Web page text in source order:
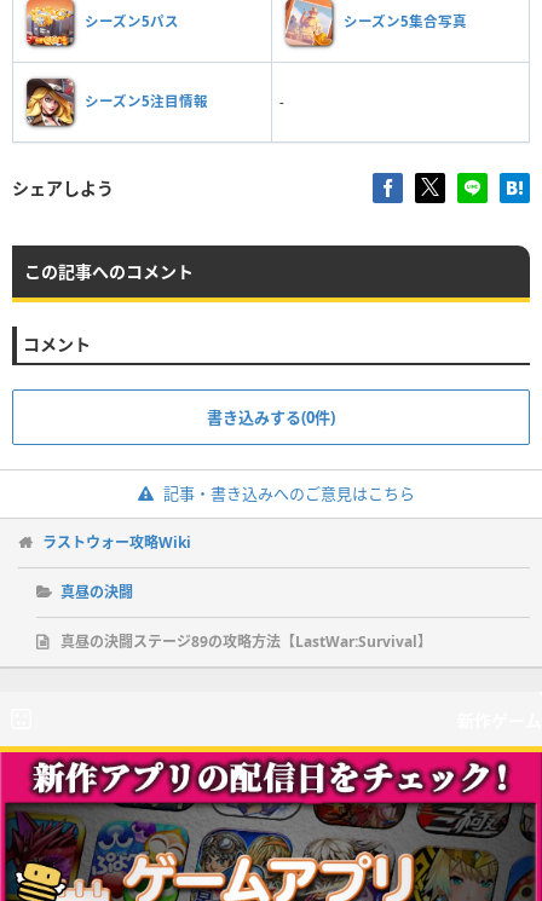
シーズン5パス シーズン5集合写真
シーズン5注目情報 -
シェアしよう
この記事へのコメント
コメント
書き込みする(0件)
記事・書き込みへのご意見はこちら
ラストウォー攻略Wiki
真昼の決闘
真昼の決闘ステージ89の攻略方法【LastWar:Survival】